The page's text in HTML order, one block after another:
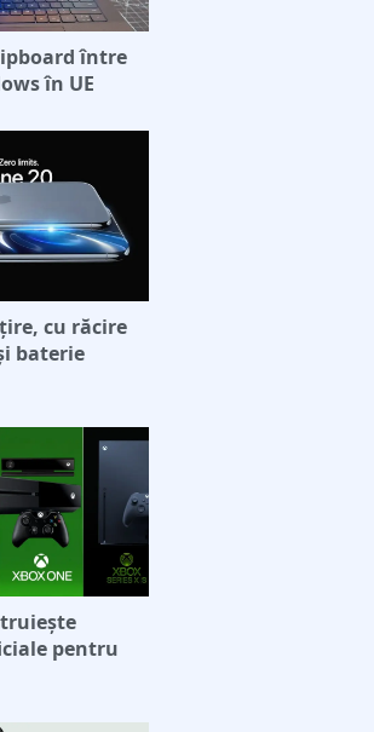
între
în UE
cu răcire
baterie
pentru